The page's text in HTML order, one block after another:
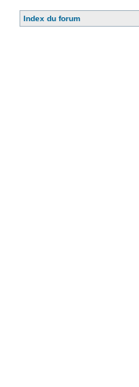
Index du forum